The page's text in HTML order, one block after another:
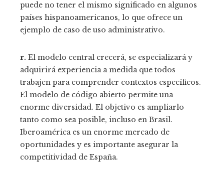
puede no tener el mismo significado en algunos
países hispanoamericanos, lo que ofrece un
ejemplo de caso de uso administrativo.
r. El modelo central crecerá, se especializará y
adquirirá experiencia a medida que todos
trabajen para comprender contextos específicos.
El modelo de código abierto permite una
enorme diversidad. El objetivo es ampliarlo
tanto como sea posible, incluso en Brasil.
Iberoamérica es un enorme mercado de
oportunidades y es importante asegurar la
competitividad de España.